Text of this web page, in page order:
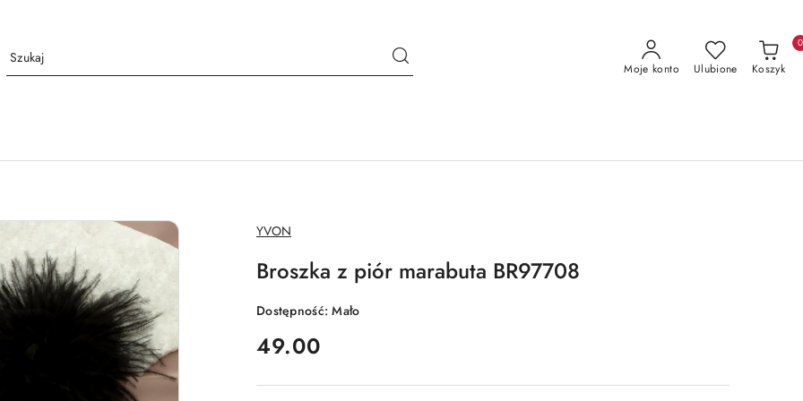
Moje konto Ulubione Koszyk
0
NAZWA
PRODUCENTA:
YVON
Broszka z piór marabuta BR97708
Dostępność:Mało
cena:
49.00